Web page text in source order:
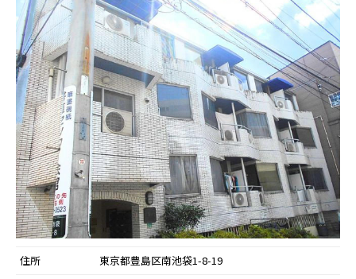
住所
東京都豊島区南池袋1-8-19